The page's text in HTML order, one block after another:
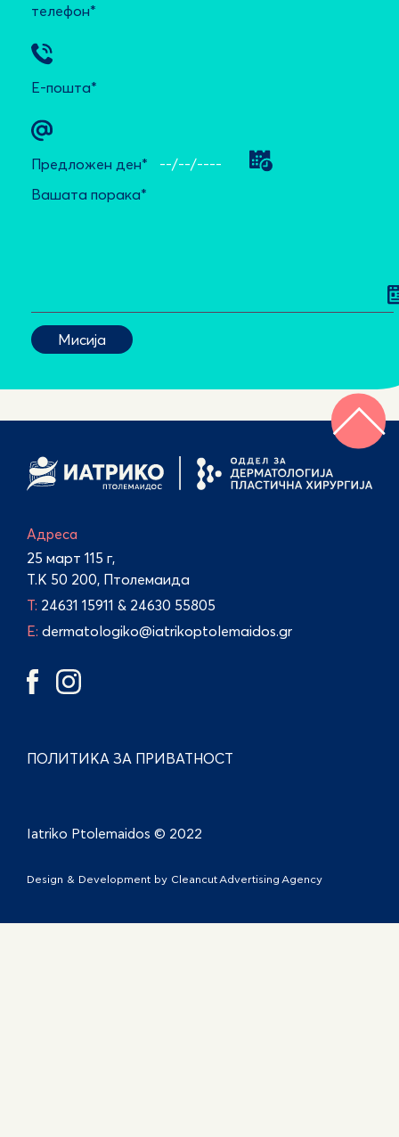
телефон*
Е-пошта*
Предложен ден*
Вашата порака*
Адреса
25 март 115 г,
Т.К 50 200, Птолемаида
Τ: 24631 15911 & 24630 55805
E: dermatologiko@iatrikoptolemaidos.gr
ПОЛИТИКА ЗА ПРИВАТНОСТ
Iatriko Ptolemaidos © 2022
Design & Development by Cleancut Advertising Agency